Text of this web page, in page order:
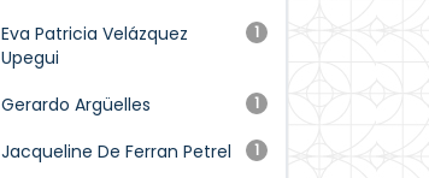
1
Eva Patricia Velázquez
Upegui
1
Gerardo Argüelles
1
Jacqueline De Ferran Petrel